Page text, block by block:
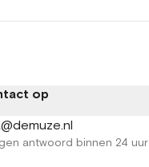
op
antwoord binnen 24 uur